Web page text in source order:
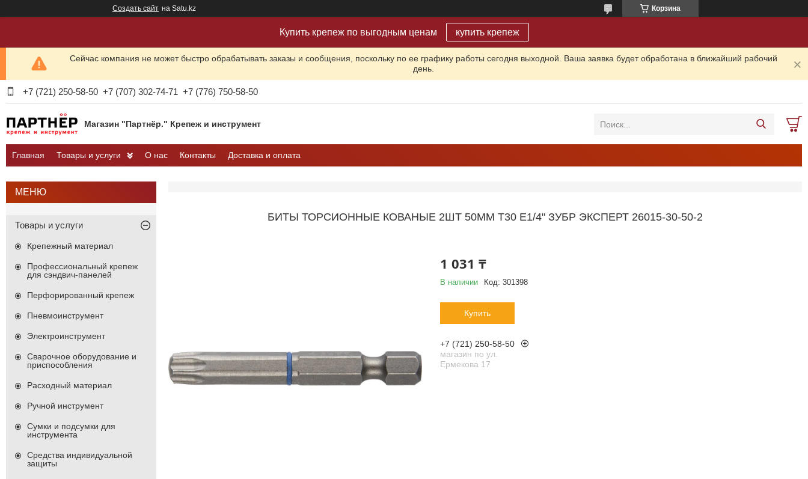
Создать сайт на Satu.kz Корзина
Купить крепеж по выгодным ценам купить крепеж
Сейчас компания не может быстро обрабатывать заказы и сообщения, поскольку по ее графику работы сегодня выходной. Ваша заявка будет обработана в ближайший рабочий
день.
+7 (721) 250-58-50 +7 (707) 302-74-71 +7 (776) 750-58-50
Магазин "Партнёр." Крепеж и инструмент
Главная Товары и услуги О нас Контакты Доставка и оплата
БИТЫ ТОРСИОННЫЕ КОВАНЫЕ 2ШТ 50ММ T30 E1/4" ЗУБР ЭКСПЕРТ 26015-30-50-2
1 031 ₸
В наличии Код: 301398
Купить
+7 (721) 250-58-50
магазин по ул.
Ермекова 17
Товары и услуги
Крепежный материал
Профессиональный крепеж
для сэндвич-панелей
Перфорированный крепеж
Пневмоинструмент
Электроинструмент
Сварочное оборудование и
приспособления
Расходный материал
Ручной инструмент
Сумки и подсумки для
инструмента
Средства индивидуальной
защиты